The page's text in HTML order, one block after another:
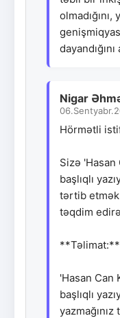
Nigar
Hörmətli
Sizə 'Hasan
başlıqlı
tərtib etmək
təqdim
**Təlimat:**
'Hasan Can
başlıqlı
yazmağınız